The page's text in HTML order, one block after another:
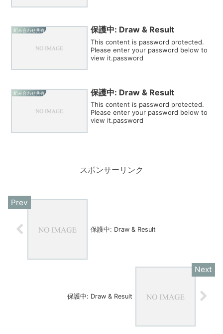
組み合わせ共有 保護中: Draw & Result
This content is password protected.
Please enter your password below to
view it.password
組み合わせ共有 保護中: Draw & Result
This content is password protected.
Please enter your password below to
view it.password
スポンサーリンク
保護中: Draw & Result
保護中: Draw & Result